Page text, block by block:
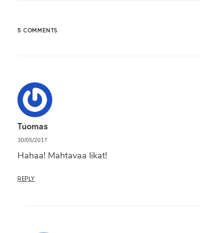
5 COMMENTS
Tuomas
30/05/2017
Hahaa! Mahtavaa likat!
REPLY